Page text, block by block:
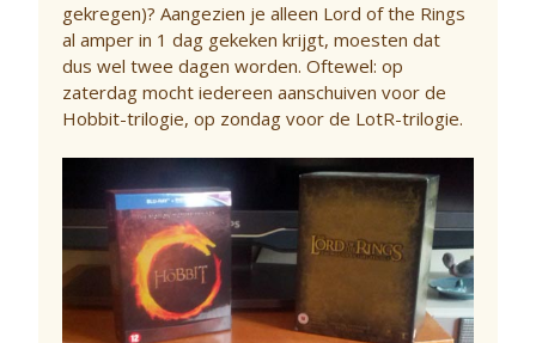
gekregen)? Aangezien je alleen Lord of the Rings
al amper in 1 dag gekeken krijgt, moesten dat
dus wel twee dagen worden. Oftewel: op
zaterdag mocht iedereen aanschuiven voor de
Hobbit-trilogie, op zondag voor de LotR-trilogie.